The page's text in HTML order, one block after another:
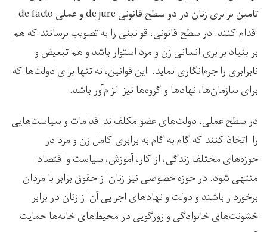
اقدام کنند. در سطح قانونی، قوانینی را به تصویب برسانند که هم
بر بنیاد برابری انسانی زن و مرد استوار باشد و هم تبعیض و
نابرابری را جرم‌انگاری نماید. این قوانین، نه تنها برای دولت‌ها که
برای سازمان‌ها، نهادها و گروه‌ها نیز الزام‌آور باشد.
در سطح عملی، دولت‌های عضو مکلف‌اند اقدامات و سیاست‌هایی
را اتخاذ کنند که گام به گام به برابری کامل زن و مرد در
حوزه‌های مختلف زندگی، از کار، آموزش، سیاست و اقتصاد
منتهی شود. در حوزه خصوصی نیز زنان از حقوق برابر با مردان
برخوردار باشند و دولت و نهادهای اجرایی آن از زنان در برابر
خشونت‌های خانوادگی و زورگویی در محیط‌های خانه‌ها حمایت